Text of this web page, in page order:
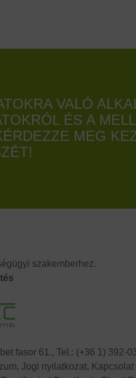
VALÓ
ÉS A
MEG
szakemberhez.
fasor 61., Tel.: (+36 1) 392-
Jogi nyilatkozat, Kapcsolat